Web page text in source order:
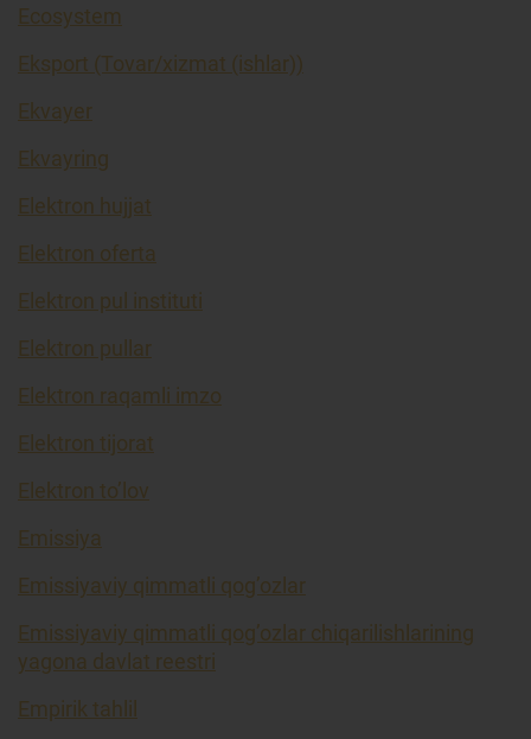
Ecosystem
Eksport (Tovar/xizmat (ishlar))
Ekvayer
Ekvayring
Elektron hujjat
Elektron oferta
Elektron pul instituti
Elektron pullar
Elektron raqamli imzo
Elektron tijorat
Elektron to’lov
Emissiya
Emissiyaviy qimmatli qog’ozlar
Emissiyaviy qimmatli qog’ozlar chiqarilishlarining
yagona davlat reestri
Empirik tahlil